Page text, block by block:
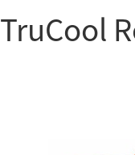
TruCool